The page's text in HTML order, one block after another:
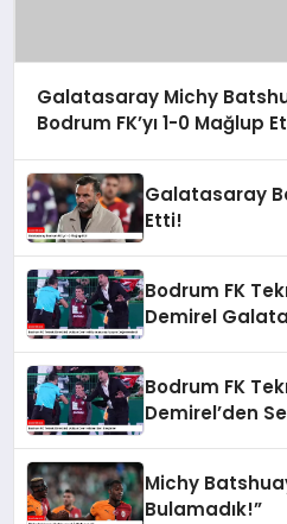
Galatasaray Michy
Bodrum FK’yı 1-0 Mağlup
Galatasaray
Etti!
Bodrum FK
Demirel
Bodrum FK
Demirel’den
Michy
Bulamadık!”